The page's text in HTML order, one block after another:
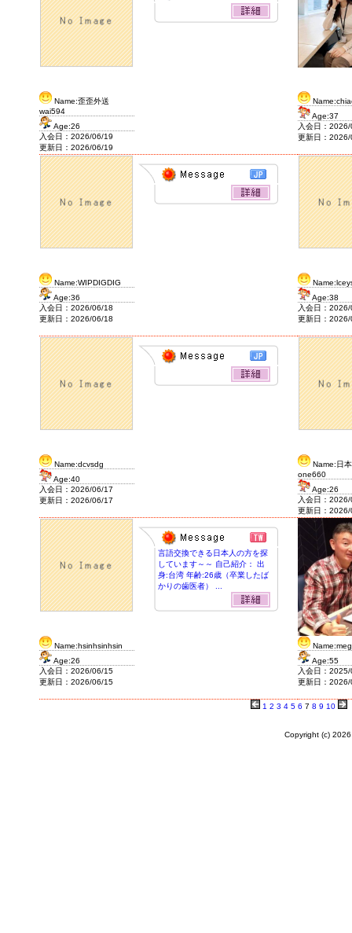
Name:歪歪外送
wai594
Age:26
入会日：2026/06/19
更新日：2026/06/19
Age:37
入会日：
更新日：
Name:WIPDIGDIG
Age:36
入会日：2026/06/18
更新日：2026/06/18
Age:38
入会日：
更新日：
Name:dcvsdg
Age:40
入会日：2026/06/17
更新日：2026/06/17
Name:日
one660
Age:26
入会日：
更新日：
Name:hsinhsinhsin
Age:26
入会日：2026/06/15
更新日：2026/06/15
言語交換できる日本人の方を探
しています～～ 自己紹介： 出
身:台湾 年齢:26歳（卒業したば
かりの歯医者） ...
Age:55
入会日：
更新日：
1 2 3 4 5 6 7 8 9 10
Copyright (c) 2026